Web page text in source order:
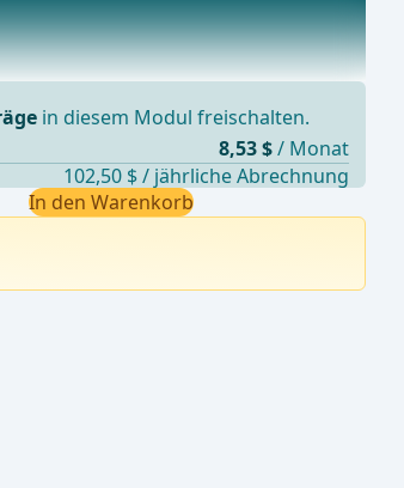
in diesem Modul freischalten.
8,53 $ / Monat
102,50 $ / jährliche Abrechnung
In den Warenkorb